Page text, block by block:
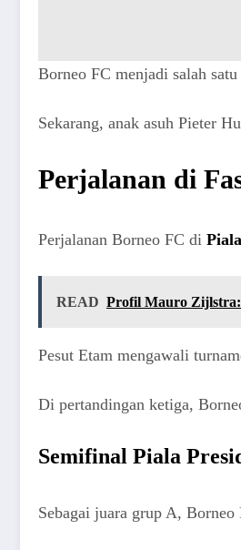
Borneo FC menjadi salah
Sekarang, anak asuh Pieter
Perjalanan di
Perjalanan Borneo FC di
READ Profil Mauro Zijlstra:
Pesut Etam mengawali
Di pertandingan ketiga,
Semifinal Piala
Sebagai juara grup A,